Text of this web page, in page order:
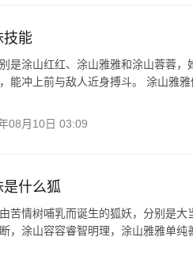
技能
是涂山红红、涂山雅雅和涂山蓉蓉
能冲上前与敌人近身搏斗。 涂山雅
08月10日 03:09
什么狐
苦情树哺乳而诞生的狐妖，分别是
，涂山容容睿智明理，涂山雅雅单